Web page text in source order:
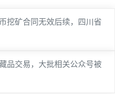
挖矿合同无效后续，四川省
品交易，大批相关公众号被